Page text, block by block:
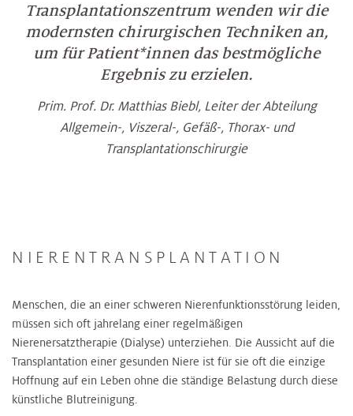
Transplantationszentrum wenden wir die
modernsten chirurgischen Techniken an,
um für Patient*innen das bestmögliche
Ergebnis zu erzielen.
Prim. Prof. Dr. Matthias Biebl, Leiter der Abteilung
Allgemein-, Viszeral-, Gefäß-, Thorax- und
Transplantationschirurgie
NIERENTRANSPLANTATION
Menschen, die an einer schweren Nierenfunktionsstörung leiden,
müssen sich oft jahrelang einer regelmäßigen
Nierenersatztherapie (Dialyse) unterziehen. Die Aussicht auf die
Transplantation einer gesunden Niere ist für sie oft die einzige
Hoffnung auf ein Leben ohne die ständige Belastung durch diese
künstliche Blutreinigung.